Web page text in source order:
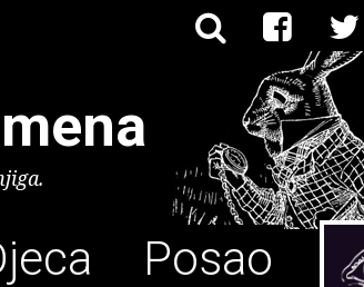
Posao